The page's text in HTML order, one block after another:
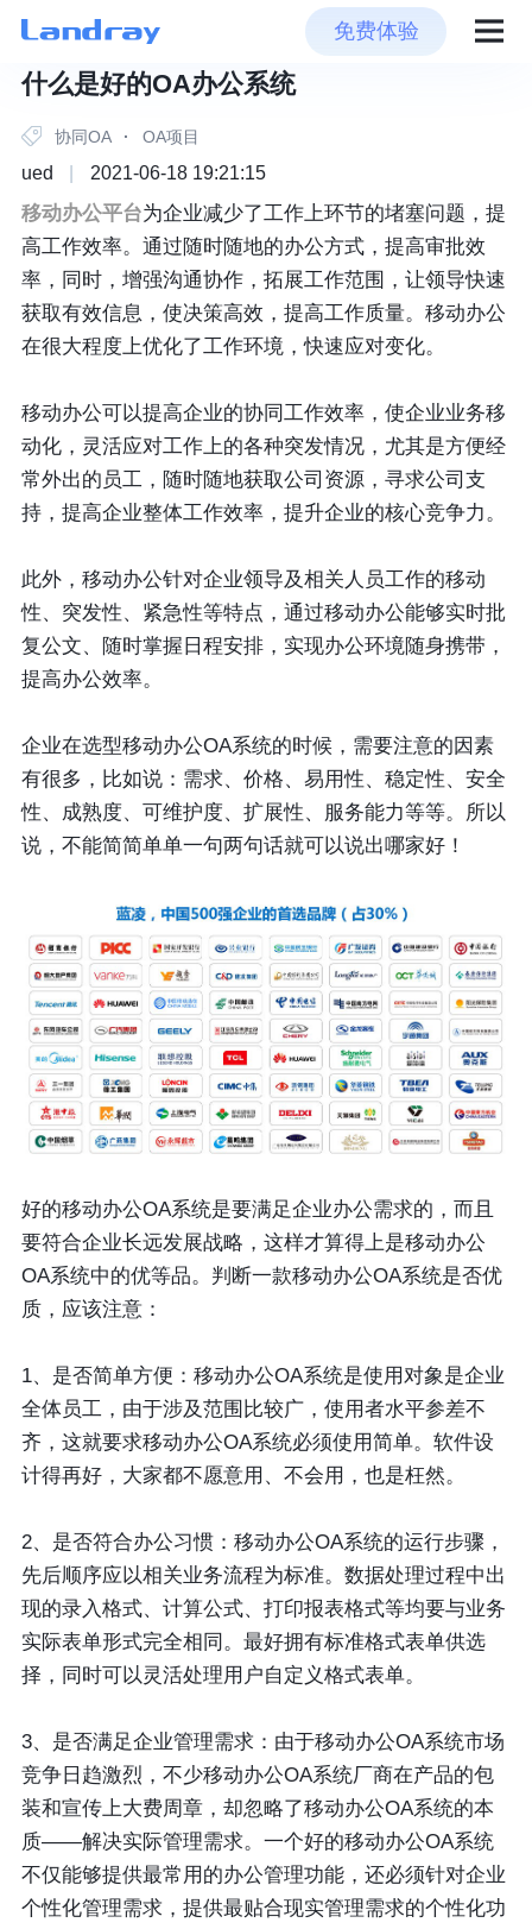
免费体验
什么是好的OA办公系统
协同OA · OA项目
ued 2021-06-18 19:21:15
移动办公平台为企业减少了工作上环节的堵塞问题，提
高工作效率。通过随时随地的办公方式，提高审批效
率，同时，增强沟通协作，拓展工作范围，让领导快速
获取有效信息，使决策高效，提高工作质量。移动办公
在很大程度上优化了工作环境，快速应对变化。
移动办公可以提高企业的协同工作效率，使企业业务移
动化，灵活应对工作上的各种突发情况，尤其是方便经
常外出的员工，随时随地获取公司资源，寻求公司支
持，提高企业整体工作效率，提升企业的核心竞争力。
此外，移动办公针对企业领导及相关人员工作的移动
性、突发性、紧急性等特点，通过移动办公能够实时批
复公文、随时掌握日程安排，实现办公环境随身携带，
提高办公效率。
企业在选型移动办公OA系统的时候，需要注意的因素
有很多，比如说：需求、价格、易用性、稳定性、安全
性、成熟度、可维护度、扩展性、服务能力等等。所以
说，不能简简单单一句两句话就可以说出哪家好！
好的移动办公OA系统是要满足企业办公需求的，而且
要符合企业长远发展战略，这样才算得上是移动办公
OA系统中的优等品。判断一款移动办公OA系统是否优
质，应该注意：
1、是否简单方便：移动办公OA系统是使用对象是企业
全体员工，由于涉及范围比较广，使用者水平参差不
齐，这就要求移动办公OA系统必须使用简单。软件设
计得再好，大家都不愿意用、不会用，也是枉然。
2、是否符合办公习惯：移动办公OA系统的运行步骤，
先后顺序应以相关业务流程为标准。数据处理过程中出
现的录入格式、计算公式、打印报表格式等均要与业务
实际表单形式完全相同。最好拥有标准格式表单供选
择，同时可以灵活处理用户自定义格式表单。
3、是否满足企业管理需求：由于移动办公OA系统市场
竞争日趋激烈，不少移动办公OA系统厂商在产品的包
装和宣传上大费周章，却忽略了移动办公OA系统的本
质——解决实际管理需求。一个好的移动办公OA系统
不仅能够提供最常用的办公管理功能，还必须针对企业
个性化管理需求，提供最贴合现实管理需求的个性化功